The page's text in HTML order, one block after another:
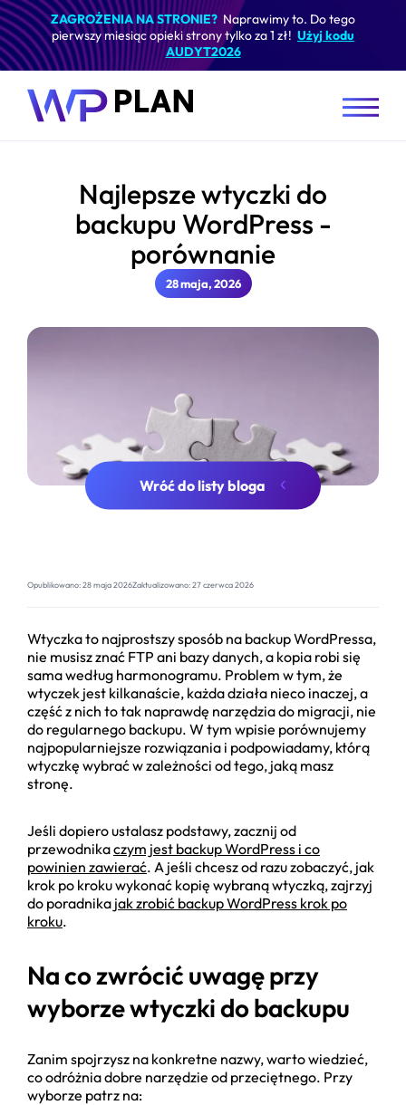
ZAGROŻENIA NA STRONIE? Naprawimy to. Do tego
pierwszy miesiąc opieki strony tylko za 1 zł! Użyj kodu
AUDYT2026
Najlepsze wtyczki do
backupu WordPress -
porównanie
28 maja, 2026
Wróć do listy bloga
Opublikowano:28 maja 2026Zaktualizowano:27 czerwca 2026
Wtyczka to najprostszy sposób na backup WordPressa,
nie musisz znać FTP ani bazy danych, a kopia robi się
sama według harmonogramu. Problem w tym, że
wtyczek jest kilkanaście, każda działa nieco inaczej, a
część z nich to tak naprawdę narzędzia do migracji, nie
do regularnego backupu. W tym wpisie porównujemy
najpopularniejsze rozwiązania i podpowiadamy, którą
wtyczkę wybrać w zależności od tego, jaką masz
stronę.
Jeśli dopiero ustalasz podstawy, zacznij od
przewodnikaczym jest backup WordPress i co
powinien zawierać. A jeśli chcesz od razu zobaczyć, jak
krok po kroku wykonać kopię wybraną wtyczką, zajrzyj
do poradnika jak zrobić backup WordPress krok po
kroku.
Na co zwrócić uwagę przy
wyborze wtyczki do backupu
Zanim spojrzysz na konkretne nazwy, warto wiedzieć,
co odróżnia dobre narzędzie od przeciętnego. Przy
wyborze patrz na: